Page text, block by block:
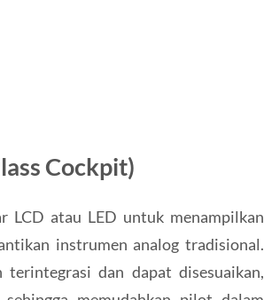
Cockpit)
LCD atau LED untuk menampilkan
instrumen analog tradisional.
dan dapat disesuaikan,